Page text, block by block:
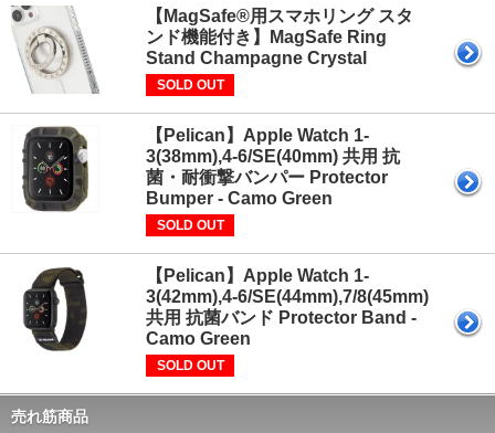
【MagSafe®用スマホリング スタ
ンド機能付き】MagSafe Ring
Stand Champagne Crystal
SOLD OUT
【Pelican】Apple Watch 1-
3(38mm),4-6/SE(40mm) 共用 抗
菌・耐衝撃バンパー Protector
Bumper - Camo Green
SOLD OUT
【Pelican】Apple Watch 1-
3(42mm),4-6/SE(44mm),7/8(45mm)
共用 抗菌バンド Protector Band -
Camo Green
SOLD OUT
売れ筋商品